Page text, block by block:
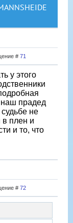
# 71
у этого
прадед
не
в плен и
и то, что
# 72